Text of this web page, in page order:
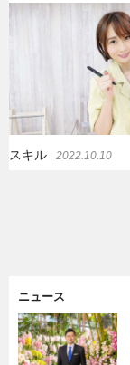
スキル 2022.10.10
ニュース